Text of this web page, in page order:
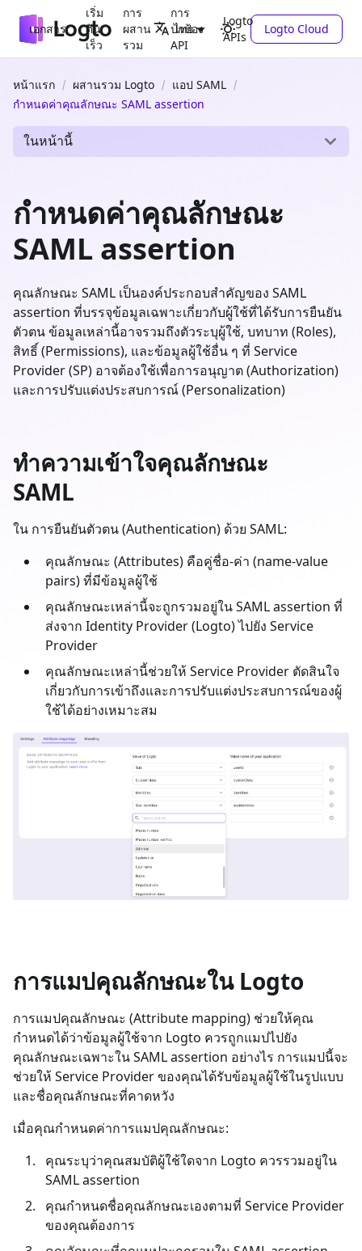
เอกสาร
เริ่ม
ต้น
เร็ว
การ
ผสาน
รวม
การ
ปกป้อง
API
Logto
APIs
ไทย Logto Cloud
หน้าแรก ผสานรวม Logto
แอป SAML
กำหนดค่าคุณลักษณะ SAML assertion
ในหน้านี้
กำหนดค่าคุณลักษณะ
SAML assertion
คุณลักษณะ SAML เป็นองค์ประกอบสำคัญของ SAML
assertion ที่บรรจุข้อมูลเฉพาะเกี่ยวกับผู้ใช้ที่ได้รับการยืนยัน
ตัวตน ข้อมูลเหล่านี้อาจรวมถึงตัวระบุผู้ใช้, บทบาท (Roles),
สิทธิ์ (Permissions), และข้อมูลผู้ใช้อื่น ๆ ที่ Service
Provider (SP) อาจต้องใช้เพื่อการอนุญาต (Authorization)
และการปรับแต่งประสบการณ์ (Personalization)
ทำความเข้าใจคุณลักษณะ
SAML
ใน การยืนยันตัวตน (Authentication) ด้วย SAML:
คุณลักษณะ (Attributes) คือคู่ชื่อ-ค่า (name-value
pairs) ที่มีข้อมูลผู้ใช้
คุณลักษณะเหล่านี้จะถูกรวมอยู่ใน SAML assertion ที่
ส่งจาก Identity Provider (Logto) ไปยัง Service
Provider
คุณลักษณะเหล่านี้ช่วยให้ Service Provider ตัดสินใจ
เกี่ยวกับการเข้าถึงและการปรับแต่งประสบการณ์ของผู้
ใช้ได้อย่างเหมาะสม
การแมปคุณลักษณะใน Logto
การแมปคุณลักษณะ (Attribute mapping) ช่วยให้คุณ
กำหนดได้ว่าข้อมูลผู้ใช้จาก Logto ควรถูกแมปไปยัง
คุณลักษณะเฉพาะใน SAML assertion อย่างไร การแมปนี้จะ
ช่วยให้ Service Provider ของคุณได้รับข้อมูลผู้ใช้ในรูปแบบ
และชื่อคุณลักษณะที่คาดหวัง
เมื่อคุณกำหนดค่าการแมปคุณลักษณะ:
คุณระบุว่าคุณสมบัติผู้ใช้ใดจาก Logto ควรรวมอยู่ใน
SAML assertion
คุณกำหนดชื่อคุณลักษณะเองตามที่ Service Provider
ของคุณต้องการ